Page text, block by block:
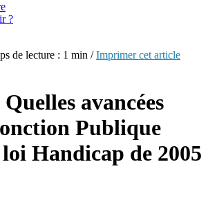
?
de lecture : 1 min /Imprimer cet article
avancées
Publique
Handicap de 2005